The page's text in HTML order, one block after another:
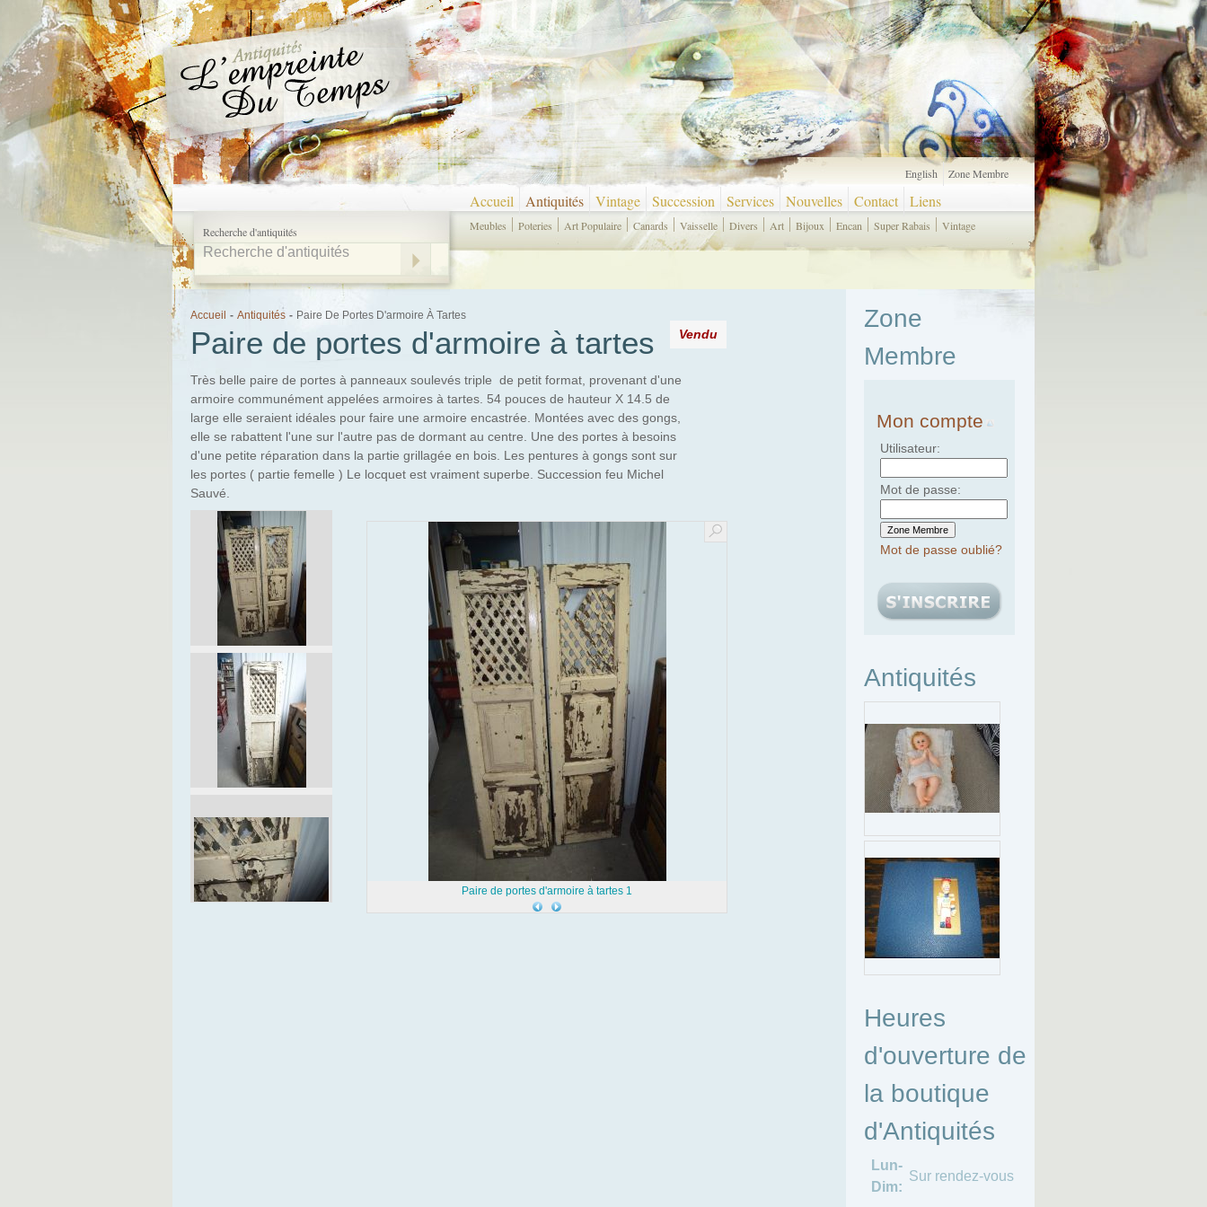
Recherche d'antiquités
Accueil Antiquités Vintage Succession Services Nouvelles Contact Liens
English Zone Membre
Meubles Poteries Art Populaire Canards Vaisselle Divers Art Bijoux Encan Super Rabais Vintage
Accueil - Antiquités - Paire De Portes D'armoire À Tartes
Paire de portes d'armoire à tartes
Très belle paire de portes à panneaux soulevés triple de petit format, provenant d'une
armoire communément appelées armoires à tartes. 54 pouces de hauteur X 14.5 de
large elle seraient idéales pour faire une armoire encastrée. Montées avec des gongs,
elle se rabattent l'une sur l'autre pas de dormant au centre. Une des portes à besoins
d'une petite réparation dans la partie grillagée en bois. Les pentures à gongs sont sur
les portes ( partie femelle ) Le locquet est vraiment superbe. Succession feu Michel
Sauvé.
Vendu
Paire de portes d'armoire à tartes 1
Zone
Membre
Mon compte
Utilisateur:
Mot de passe:
Mot de passe oublié?
Antiquités
Heures
d'ouverture de
la boutique
d'Antiquités
Lun-
Dim:
Sur rendez-vous